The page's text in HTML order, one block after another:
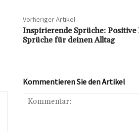
Vorheriger Artikel
Inspirierende Sprüche: Positive
Sprüche für deinen Alltag
Kommentieren Sie den Artikel